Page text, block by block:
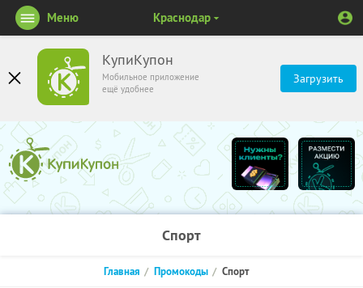
КупиКупон
Мобильное приложение
ещё удобнее
Загрузить
Меню Краснодар
Спорт
Главная Промокоды Спорт